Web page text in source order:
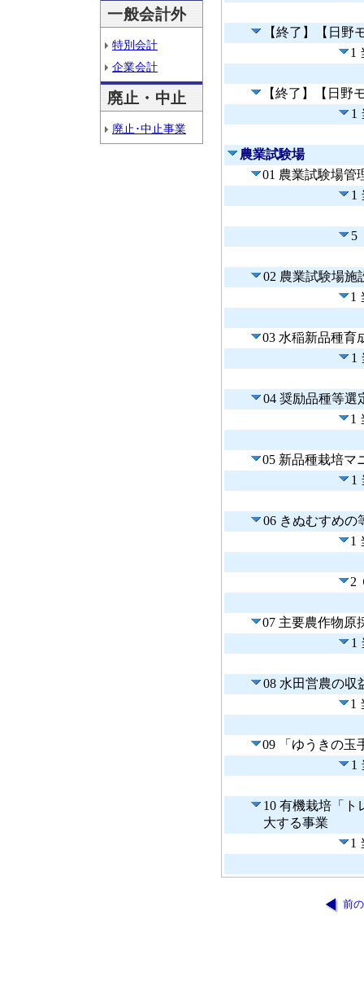
一般会計外
特別会計
企業会計
廃止・中止
廃止･中止事業
【終了】【日野
1
【終了】【日野
1
農業試験場
01 農業試験場管
1
5
02 農業試験場施
1
03 水稲新品種育
1
04 奨励品種等選
1
05 新品種栽培マ
1
06 きぬむすめの
1
2
07 主要農作物原
1
08 水田営農の収
1
09 「ゆうきの
1
10 有機栽培「ト
大する事業
1
前